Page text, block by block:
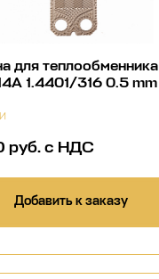
для теплообменника
1.4401/316 0.5 mm
руб. с НДС
Добавить к заказу